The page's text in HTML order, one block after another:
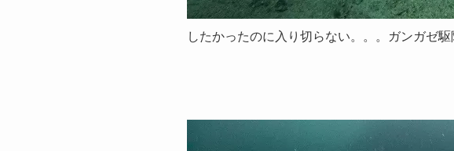
したかったのに入り切らない。。。ガンガゼ